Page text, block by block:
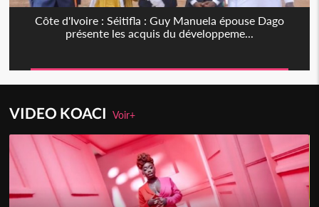
Côte d'Ivoire : Séitifla : Guy Manuela épouse Dago
présente les acquis du développeme...
VIDEO KOACIVoir+